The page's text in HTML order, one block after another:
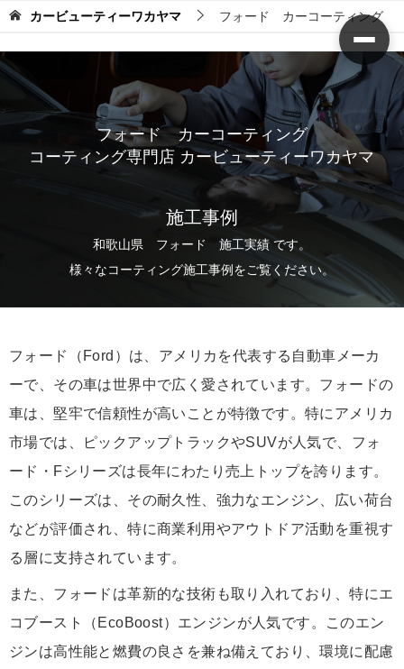
カービューティーワカヤマ フォード カーコーティング
フォード カーコーティング
コーティング専門店 カービューティーワカヤマ
施工事例
和歌山県 フォード 施工実績 です。
様々なコーティング施工事例をご覧ください。
フォード（Ford）は、アメリカを代表する自動車メーカ
ーで、その車は世界中で広く愛されています。フォードの
車は、堅牢で信頼性が高いことが特徴です。特にアメリカ
市場では、ピックアップトラックやSUVが人気で、フォ
ード・Fシリーズは長年にわたり売上トップを誇ります。
このシリーズは、その耐久性、強力なエンジン、広い荷台
などが評価され、特に商業利用やアウトドア活動を重視す
る層に支持されています。
また、フォードは革新的な技術も取り入れており、特にエ
コブースト（EcoBoost）エンジンが人気です。このエン
ジンは高性能と燃費の良さを兼ね備えており、環境に配慮